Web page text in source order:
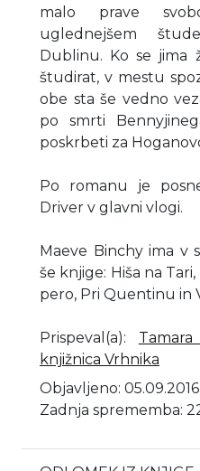
malo prave
uglednejšem
Dublinu. Ko se jima
študirat, ​v mestu
obe sta še vedno
po smrti
poskrbeti za
Po romanu je
Driver v glavni vlogi.
Maeve Binchy ima v
še knjige: Hiša na
pero, Pri Quentinu in
Prispeval(a):
knjižnica Vrhnika
Objavljeno:
Zadnja sprememba: